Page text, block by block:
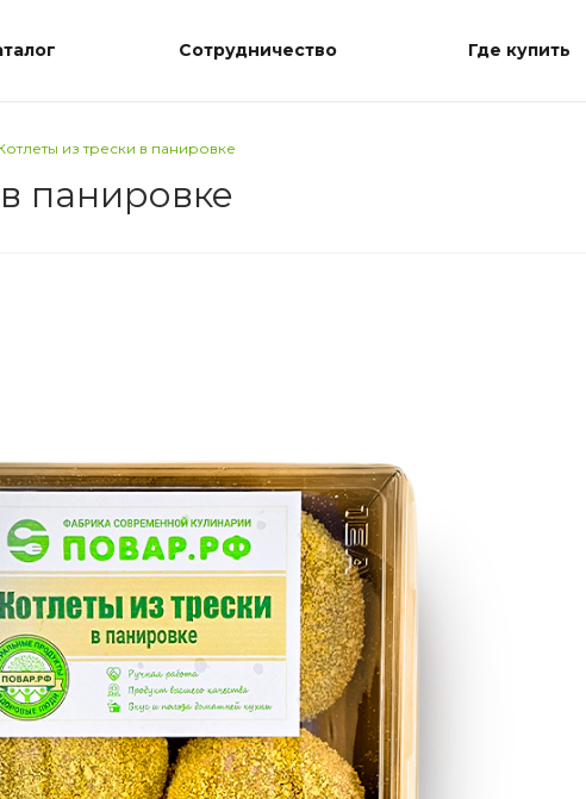
Сотрудничество Где купить
из трески в панировке
панировке